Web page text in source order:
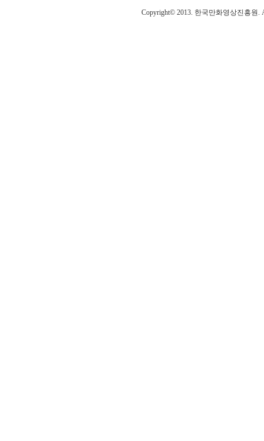
Copyright© 2013. 한국만화영상진흥원.